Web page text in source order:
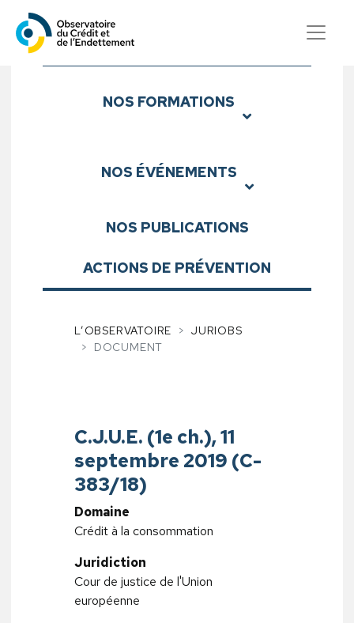
Observatoire du Crédit et
Sous-menu
NOS FORMATIONS
NOS ÉVÉNEMENTS
NOS PUBLICATIONS
ACTIONS DE PRÉVENTION
L’OBSERVATOIRE
JURIOBS
DOCUMENT
C.J.U.E. (1e ch.), 11
septembre 2019 (C-
383/18)
Domaine
Crédit à la consommation
Juridiction
Cour de justice de l'Union
européenne